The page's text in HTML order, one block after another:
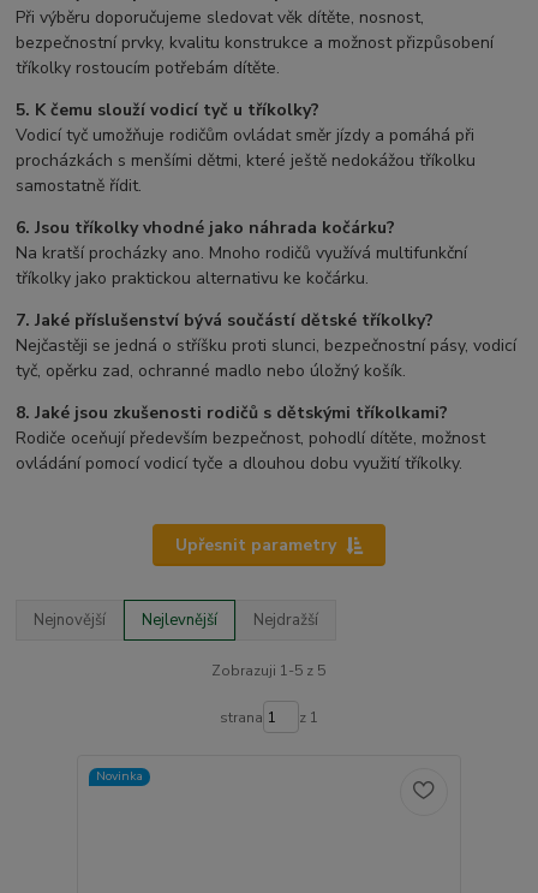
Při výběru doporučujeme sledovat věk dítěte, nosnost,
bezpečnostní prvky, kvalitu konstrukce a možnost přizpůsobení
tříkolky rostoucím potřebám dítěte.
5. K čemu slouží vodicí tyč u tříkolky?
Vodicí tyč umožňuje rodičům ovládat směr jízdy a pomáhá při
procházkách s menšími dětmi, které ještě nedokážou tříkolku
samostatně řídit.
6. Jsou tříkolky vhodné jako náhrada kočárku?
Na kratší procházky ano. Mnoho rodičů využívá multifunkční
tříkolky jako praktickou alternativu ke kočárku.
7. Jaké příslušenství bývá součástí dětské tříkolky?
Nejčastěji se jedná o stříšku proti slunci, bezpečnostní pásy, vodicí
tyč, opěrku zad, ochranné madlo nebo úložný košík.
8. Jaké jsou zkušenosti rodičů s dětskými tříkolkami?
Rodiče oceňují především bezpečnost, pohodlí dítěte, možnost
ovládání pomocí vodicí tyče a dlouhou dobu využití tříkolky.
Upřesnit parametry
Nejnovější Nejlevnější Nejdražší
Zobrazuji 1-5 z 5
strana z 1
Novinka